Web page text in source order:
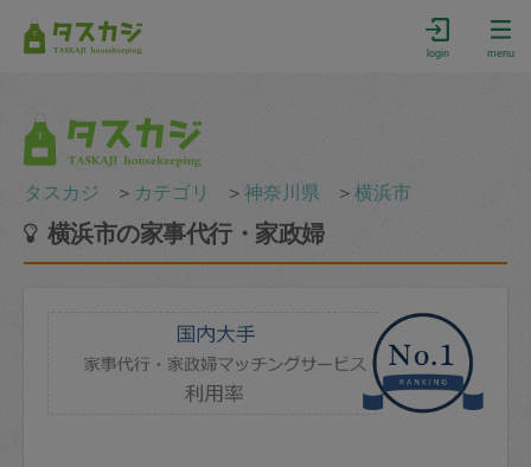
login menu
タスカジ ＞ カテゴリ ＞神奈川県 ＞横浜市
横浜市の家事代行・家政婦